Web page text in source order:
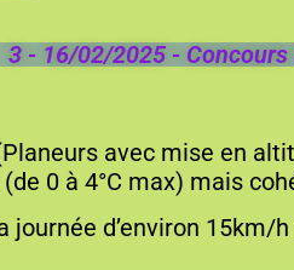
3 - 16/02/2025 - Concours
avec mise en
0 à 4°C max) mais
journée d’environ